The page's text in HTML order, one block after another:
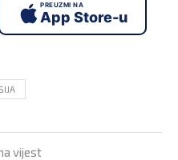
PREUZMI NA
App Store-u
vijest